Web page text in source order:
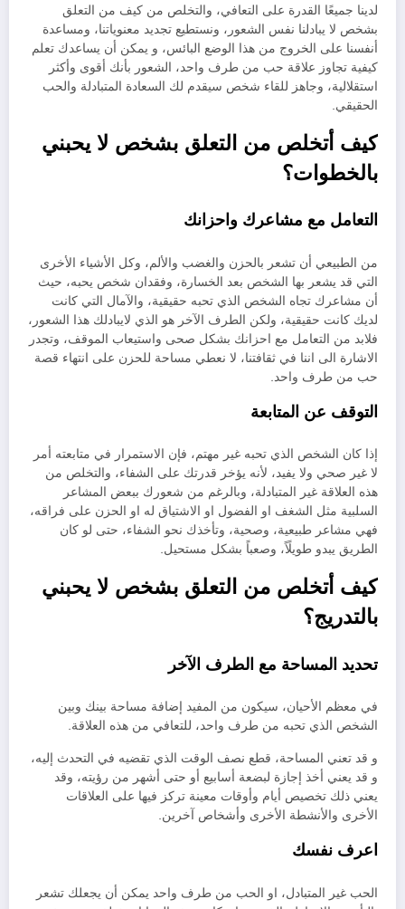
لدينا جميعًا القدرة على التعافي، والتخلص من كيف من التعلق
بشخص لا يبادلنا نفس الشعور، ونستطيع تجديد معنوياتنا، ومساعدة
أنفسنا على الخروج من هذا الوضع البائس، و يمكن أن يساعدك تعلم
كيفية تجاوز علاقة حب من طرف واحد، الشعور بأنك أقوى وأكثر
استقلالية، وجاهز للقاء شخص سيقدم لك السعادة المتبادلة والحب
الحقيقي.
كيف أتخلص من التعلق بشخص لا يحبني
بالخطوات؟
التعامل مع مشاعرك واحزانك
من الطبيعي أن تشعر بالحزن والغضب والألم، وكل الأشياء الأخرى
التي قد يشعر بها الشخص بعد الخسارة، وفقدان شخص يحبه، حيث
أن مشاعرك تجاه الشخص الذي تحبه حقيقية، والآمال التي كانت
لديك كانت حقيقية، ولكن الطرف الآخر هو الذي لايبادلك هذا الشعور،
فلابد من التعامل مع احزانك بشكل صحى واستيعاب الموقف، وتجدر
الاشارة الى اننا في ثقافتنا، لا نعطي مساحة للحزن على انتهاء قصة
حب من طرف واحد.
التوقف عن المتابعة
إذا كان الشخص الذي تحبه غير مهتم، فإن الاستمرار في متابعته أمر
لا غير صحي ولا يفيد، لأنه يؤخر قدرتك على الشفاء، والتخلص من
هذه العلاقة غير المتبادلة، وبالرغم من شعورك ببعض المشاعر
السلبية مثل الشغف او الفضول او الاشتياق له او الحزن على فراقه،
فهي مشاعر طبيعية، وصحية، وتأخذك نحو الشفاء، حتى لو كان
الطريق يبدو طويلًاً، وصعباً بشكل مستحيل.
كيف أتخلص من التعلق بشخص لا يحبني
بالتدريج؟
تحديد المساحة مع الطرف الآخر
في معظم الأحيان، سيكون من المفيد إضافة مساحة بينك وبين
الشخص الذي تحبه من طرف واحد، للتعافي من هذه العلاقة.
و قد تعني المساحة، قطع نصف الوقت الذي تقضيه في التحدث إليه،
و قد يعني أخذ إجازة لبضعة أسابيع أو حتى أشهر من رؤيته، وقد
يعني ذلك تخصيص أيام وأوقات معينة تركز فيها على العلاقات
الأخرى والأنشطة الأخرى وأشخاص آخرين.
اعرف نفسك
الحب غير المتبادل، او الحب من طرف واحد يمكن أن يجعلك تشعر